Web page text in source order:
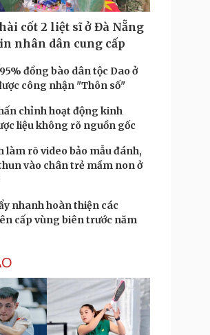
cốt 2 liệt sĩ ở Đà Nẵng
nhân dân cung cấp
đồng bào dân tộc Dao ở
công nhận "Thôn số"
chỉnh hoạt động kinh
liệu không rõ nguồn gốc
làm rõ video bảo mẫu đánh,
vào chân trẻ mầm non ở
nhanh hoàn thiện các
cấp vùng biên trước năm